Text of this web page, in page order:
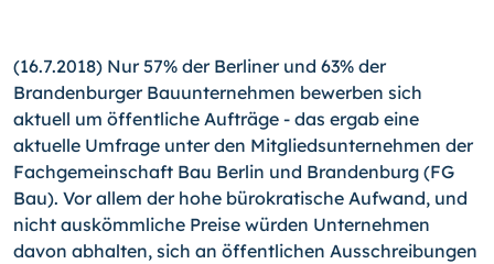
(16.7.2018) Nur 57% der Berliner und 63% der
Brandenburger Bauunternehmen bewerben sich
aktuell um öffentliche Aufträge - das ergab eine
aktuelle Umfrage unter den Mitgliedsunternehmen der
Fachgemeinschaft Bau Berlin und Brandenburg (FG
Bau). Vor allem der hohe bürokratische Aufwand, und
nicht auskömmliche Preise würden Unternehmen
davon abhalten, sich an öffentlichen Ausschreibungen